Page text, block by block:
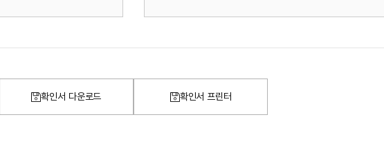
확인서 다운로드 확인서 프린터